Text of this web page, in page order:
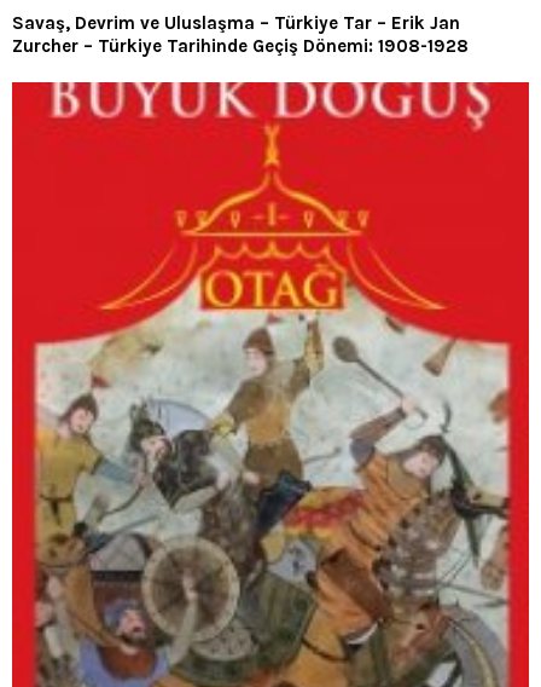
Savaş, Devrim ve Uluslaşma – Türkiye Tar – Erik Jan
Zurcher – Türkiye Tarihinde Geçiş Dönemi: 1908-1928